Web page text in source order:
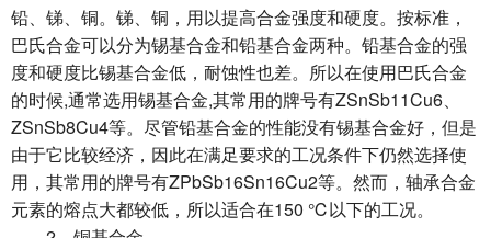
铅、锑、铜。锑、铜，用以提高合金强度和硬度。按标准，
巴氏合金可以分为锡基合金和铅基合金两种。铅基合金的强
度和硬度比锡基合金低，耐蚀性也差。所以在使用巴氏合金
的时候,通常选用锡基合金,其常用的牌号有ZSnSb11Cu6、
ZSnSb8Cu4等。尽管铅基合金的性能没有锡基合金好，但是
由于它比较经济，因此在满足要求的工况条件下仍然选择使
用，其常用的牌号有ZPbSb16Sn16Cu2等。然而，轴承合金
元素的熔点大都较低，所以适合在150 ℃以下的工况。